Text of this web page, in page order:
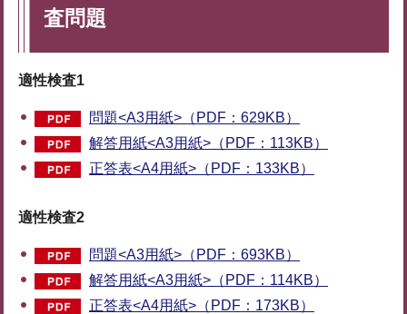
査問題
適性検査1
問題<A3用紙>（PDF：629KB）
解答用紙<A3用紙>（PDF：113KB）
正答表<A4用紙>（PDF：133KB）
適性検査2
問題<A3用紙>（PDF：693KB）
解答用紙<A3用紙>（PDF：114KB）
正答表<A4用紙>（PDF：173KB）